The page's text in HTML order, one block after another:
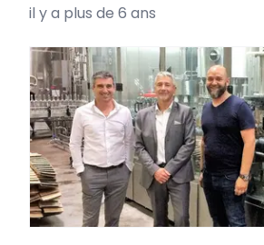
il y a plus de 6 ans